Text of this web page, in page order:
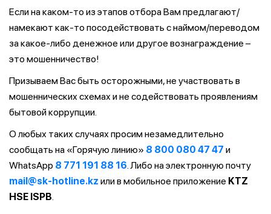
Если на каком-то из этапов отбора Вам предлагают/
намекают как-то посодействовать с наймом/переводом
за какое-либо денежное или другое вознаграждение –
это мошенничество!
Призываем Вас быть осторожными, не участвовать в
мошеннических схемах и не содействовать проявлениям
бытовой коррупции.
О любых таких случаях просим незамедлительно
сообщать на «Горячую линию» 8 800 080 47 47 и
WhatsApp 8 771 191 88 16. Либо на электронную почту
mail@sk-hotline.kz или в мобильное приложение KTZ
HSE ISPB.